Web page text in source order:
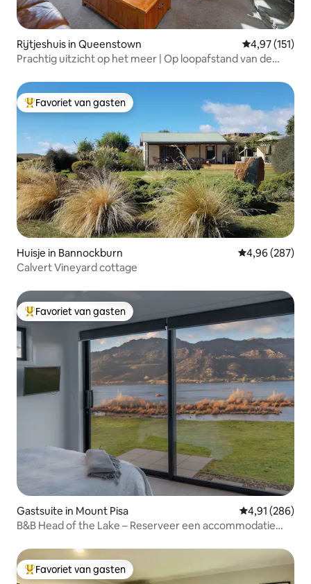
Rijtjeshuis in Queenstown Gemiddelde
4,97 (151)
Prachtig uitzicht op het meer | Op loopafstand van de
Topfavoriet van gasten
Favoriet van gasten
Huisje in Bannockburn Gemiddelde
4,96 (287)
Calvert Vineyard cottage
Topfavoriet van gasten
Favoriet van gasten
Gastsuite in Mount Pisa Gemiddelde
4,91 (286)
B&B Head of the Lake – Reserveer een accommodatie
Topfavoriet van gasten
Favoriet van gasten